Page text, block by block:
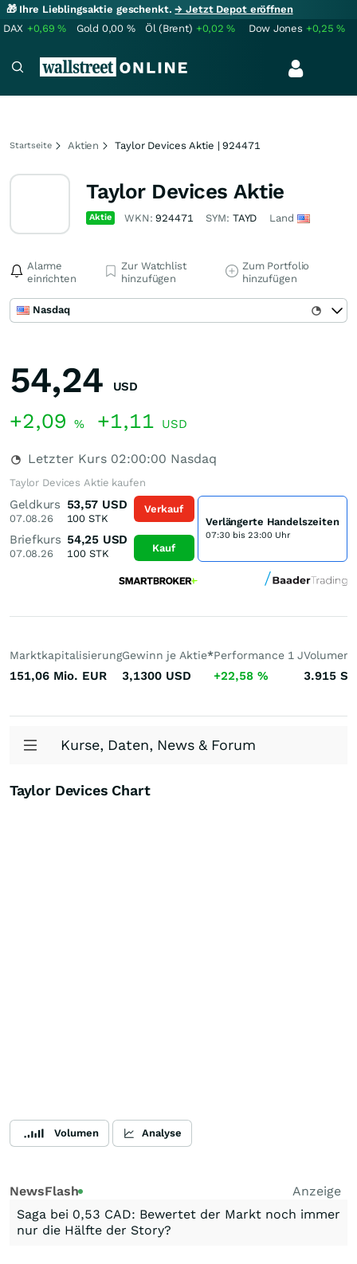
🎁 Ihre Lieblingsaktie geschenkt.→ Jetzt Depot eröffnen
DAX +0,69% Gold 0,00 % Öl (Brent) +0,02% Dow Jones +0,25%
Startseite Aktien Taylor Devices Aktie | 924471
Taylor Devices Aktie
Aktie WKN:924471 SYM: TAYD Land
Alarme
einrichten
Zur Watchlist
hinzufügen
Zum Portfolio
hinzufügen
Nasdaq
54,24 USD
+2,09 % +1,11 USD
Letzter Kurs 02:00:00 Nasdaq
Taylor Devices Aktie kaufen
Geldkurs
07.08.26
53,57 USD
100 STK
Briefkurs
07.08.26
54,25 USD
100STK
Verkauf
Kauf
Verlängerte Handelszeiten
07:30 bis 23:00 Uhr
Marktkapitalisierung
151,06 Mio. EUR
Gewinn je Aktie*
3,1300 USD
Performance 1 J
+22,58 %
Volumen
3.915 St.
Kurse, Daten, News & Forum
Taylor Devices Chart
Volumen Analyse
NewsFlash
Anzeige
Saga bei 0,53 CAD: Bewertet der Markt noch immer
nur die Hälfte der Story?